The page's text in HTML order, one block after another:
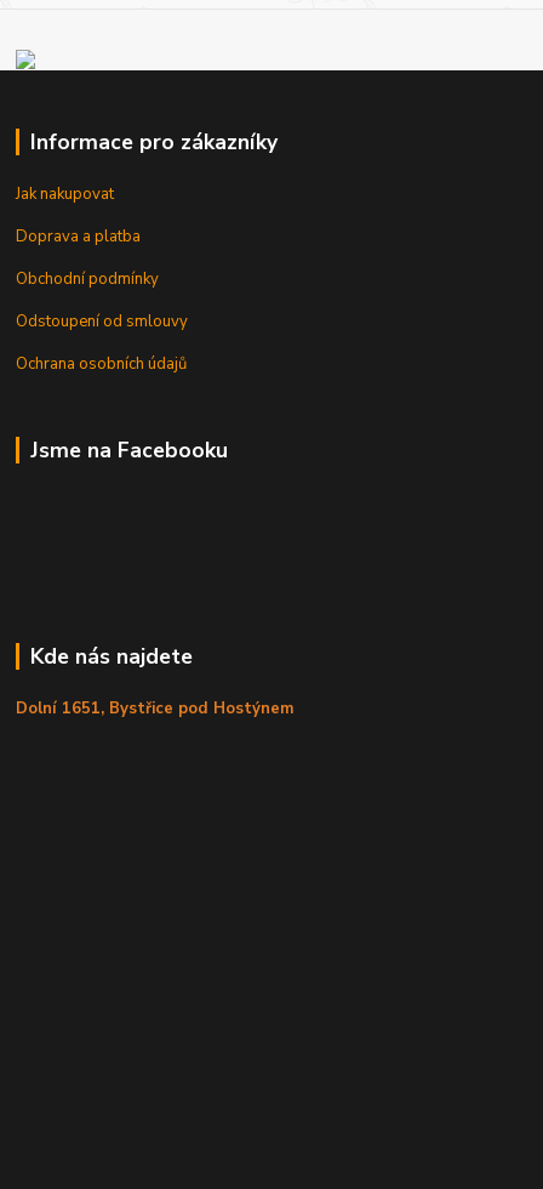
Informace pro zákazníky
Jak nakupovat
Doprava a platba
Obchodní podmínky
Odstoupení od smlouvy
Ochrana osobních údajů
Jsme na Facebooku
Kde nás najdete
Dolní 1651, Bystřice pod Hostýnem